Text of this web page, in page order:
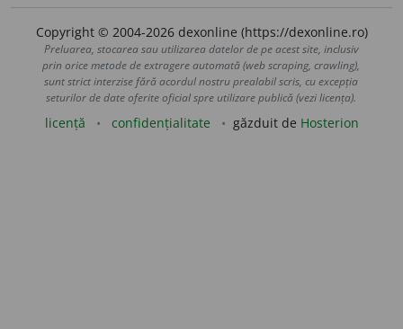
Copyright © 2004-2026 dexonline (https://dexonline.ro)
Preluarea, stocarea sau utilizarea datelor de pe acest site, inclusiv
prin orice metode de extragere automată (web scraping, crawling),
sunt strict interzise fără acordul nostru prealabil scris, cu excepția
seturilor de date oferite oficial spre utilizare publică (vezi licența).
licență confidențialitate găzduit de Hosterion